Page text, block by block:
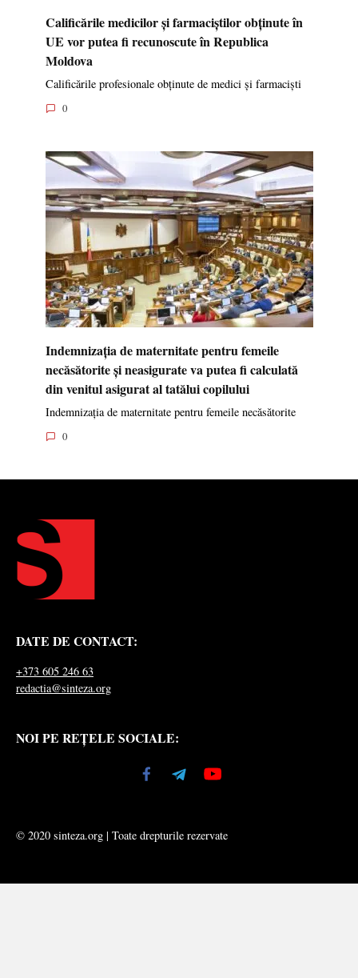
Calificările medicilor și farmaciștilor obținute în
UE vor putea fi recunoscute în Republica
Moldova
Calificările profesionale obținute de medici și farmaciști
0
Indemnizația de maternitate pentru femeile
necăsătorite și neasigurate va putea fi calculată
din venitul asigurat al tatălui copilului
Indemnizația de maternitate pentru femeile necăsătorite
0
DATE DE CONTACT:
+373 605 246 63
redactia@sinteza.org
NOI PE REȚELE SOCIALE:
© 2020 sinteza.org | Toate drepturile rezervate